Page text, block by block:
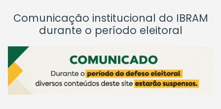
Comunicação institucional do IBRAM
durante o período eleitoral